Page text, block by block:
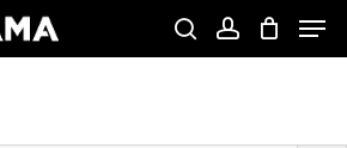
searchaccount
Menu